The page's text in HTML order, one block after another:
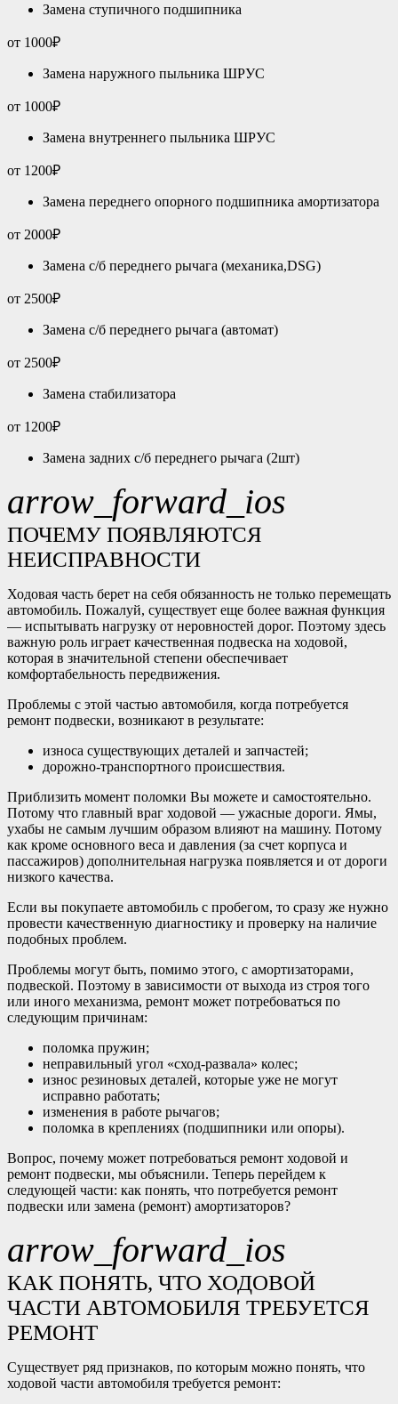
Замена ступичного подшипника
от 1000₽
Замена наружного пыльника ШРУС
от 1000₽
Замена внутреннего пыльника ШРУС
от 1200₽
Замена переднего опорного подшипника амортизатора
от 2000₽
Замена c/б переднего рычага (механика,DSG)
от 2500₽
Замена c/б переднего рычага (автомат)
от 2500₽
Замена стабилизатора
от 1200₽
Замена задних c/б переднего рычага (2шт)
arrow_forward_ios
ПОЧЕМУ ПОЯВЛЯЮТСЯ
НЕИСПРАВНОСТИ
Ходовая часть берет на себя обязанность не только перемещать
автомобиль. Пожалуй, существует еще более важная функция
— испытывать нагрузку от неровностей дорог. Поэтому здесь
важную роль играет качественная подвеска на ходовой,
которая в значительной степени обеспечивает
комфортабельность передвижения.
Проблемы с этой частью автомобиля, когда потребуется
ремонт подвески, возникают в результате:
износа существующих деталей и запчастей;
дорожно-транспортного происшествия.
Приблизить момент поломки Вы можете и самостоятельно.
Потому что главный враг ходовой — ужасные дороги. Ямы,
ухабы не самым лучшим образом влияют на машину. Потому
как кроме основного веса и давления (за счет корпуса и
пассажиров) дополнительная нагрузка появляется и от дороги
низкого качества.
Если вы покупаете автомобиль с пробегом, то сразу же нужно
провести качественную диагностику и проверку на наличие
подобных проблем.
Проблемы могут быть, помимо этого, с амортизаторами,
подвеской. Поэтому в зависимости от выхода из строя того
или иного механизма, ремонт может потребоваться по
следующим причинам:
поломка пружин;
неправильный угол «сход-развала» колес;
износ резиновых деталей, которые уже не могут
исправно работать;
изменения в работе рычагов;
поломка в креплениях (подшипники или опоры).
Вопрос, почему может потребоваться ремонт ходовой и
ремонт подвески, мы объяснили. Теперь перейдем к
следующей части: как понять, что потребуется ремонт
подвески или замена (ремонт) амортизаторов?
arrow_forward_ios
КАК ПОНЯТЬ, ЧТО ХОДОВОЙ
ЧАСТИ АВТОМОБИЛЯ ТРЕБУЕТСЯ
РЕМОНТ
Существует ряд признаков, по которым можно понять, что
ходовой части автомобиля требуется ремонт: